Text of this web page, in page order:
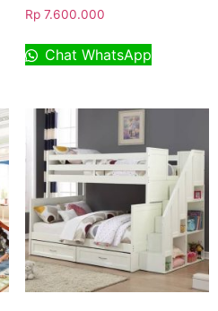
Rp7.600.000
Chat WhatsApp